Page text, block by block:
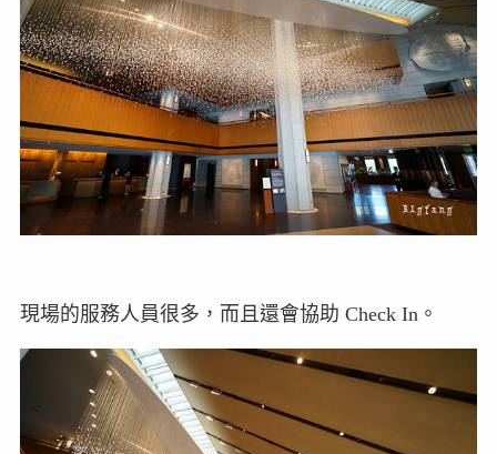
現場的服務人員很多，而且還會協助 Check In。